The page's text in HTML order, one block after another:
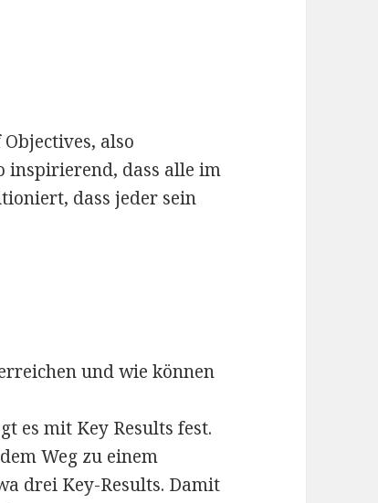
also
inspirierend, dass alle im
dass jeder sein
und wie können
es mit Key Results fest.
Weg zu einem
drei Key-Results. Damit